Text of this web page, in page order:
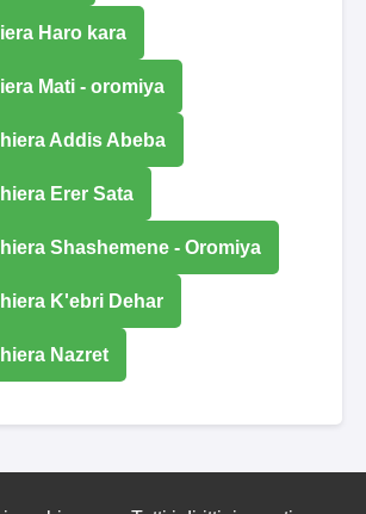
Haro kara
Mati - oromiya
Addis Abeba
Erer Sata
Shashemene - Oromiya
K'ebri Dehar
Nazret